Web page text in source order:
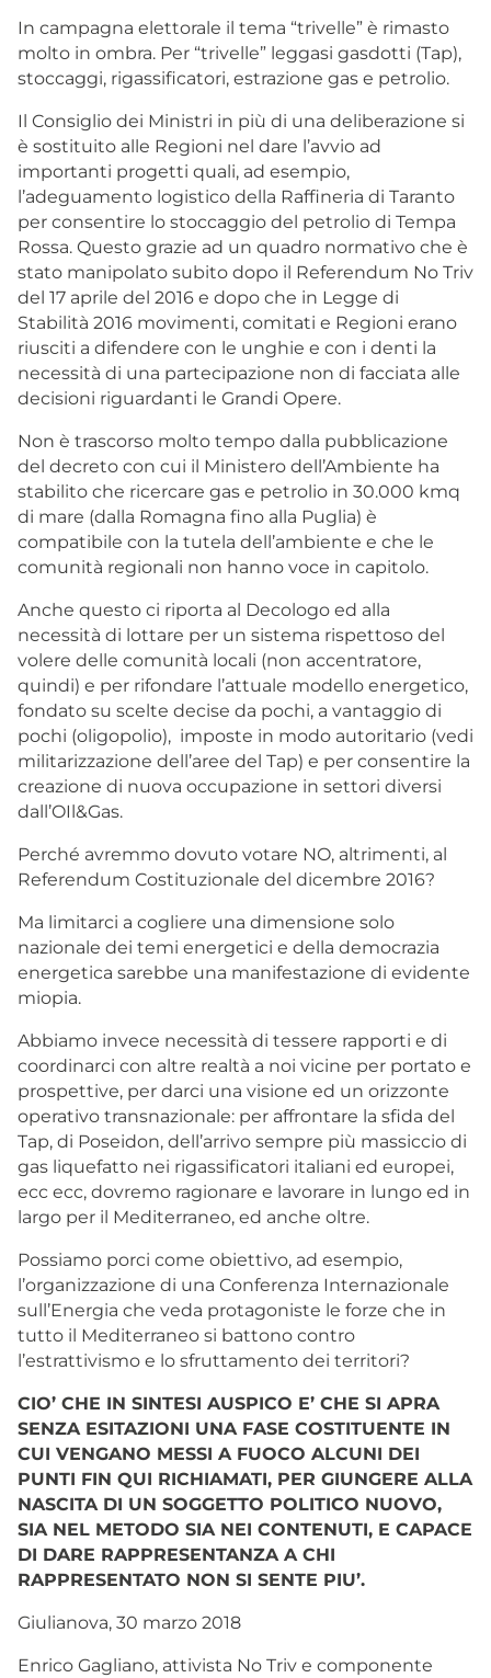
In campagna elettorale il tema “trivelle” è rimasto
molto in ombra. Per “trivelle” leggasi gasdotti (Tap),
stoccaggi, rigassificatori, estrazione gas e petrolio.
Il Consiglio dei Ministri in più di una deliberazione si
è sostituito alle Regioni nel dare l’avvio ad
importanti progetti quali, ad esempio,
l’adeguamento logistico della Raffineria di Taranto
per consentire lo stoccaggio del petrolio di Tempa
Rossa. Questo grazie ad un quadro normativo che è
stato manipolato subito dopo il Referendum No Triv
del 17 aprile del 2016 e dopo che in Legge di
Stabilità 2016 movimenti, comitati e Regioni erano
riusciti a difendere con le unghie e con i denti la
necessità di una partecipazione non di facciata alle
decisioni riguardanti le Grandi Opere.
Non è trascorso molto tempo dalla pubblicazione
del decreto con cui il Ministero dell’Ambiente ha
stabilito che ricercare gas e petrolio in 30.000 kmq
di mare (dalla Romagna fino alla Puglia) è
compatibile con la tutela dell’ambiente e che le
comunità regionali non hanno voce in capitolo.
Anche questo ci riporta al Decologo ed alla
necessità di lottare per un sistema rispettoso del
volere delle comunità locali (non accentratore,
quindi) e per rifondare l’attuale modello energetico,
fondato su scelte decise da pochi, a vantaggio di
pochi (oligopolio), imposte in modo autoritario (vedi
militarizzazione dell’aree del Tap) e per consentire la
creazione di nuova occupazione in settori diversi
dall’OIl&Gas.
Perché avremmo dovuto votare NO, altrimenti, al
Referendum Costituzionale del dicembre 2016?
Ma limitarci a cogliere una dimensione solo
nazionale dei temi energetici e della democrazia
energetica sarebbe una manifestazione di evidente
miopia.
Abbiamo invece necessità di tessere rapporti e di
coordinarci con altre realtà a noi vicine per portato e
prospettive, per darci una visione ed un orizzonte
operativo transnazionale: per affrontare la sfida del
Tap, di Poseidon, dell’arrivo sempre più massiccio di
gas liquefatto nei rigassificatori italiani ed europei,
ecc ecc, dovremo ragionare e lavorare in lungo ed in
largo per il Mediterraneo, ed anche oltre.
Possiamo porci come obiettivo, ad esempio,
l’organizzazione di una Conferenza Internazionale
sull’Energia che veda protagoniste le forze che in
tutto il Mediterraneo si battono contro
l’estrattivismo e lo sfruttamento dei territori?
CIO’ CHE IN SINTESI AUSPICO E’ CHE SI APRA
SENZA ESITAZIONI UNA FASE COSTITUENTE IN
CUI VENGANO MESSI A FUOCO ALCUNI DEI
PUNTI FIN QUI RICHIAMATI, PER GIUNGERE ALLA
NASCITA DI UN SOGGETTO POLITICO NUOVO,
SIA NEL METODO SIA NEI CONTENUTI, E CAPACE
DI DARE RAPPRESENTANZA A CHI
RAPPRESENTATO NON SI SENTE PIU’.
Giulianova, 30 marzo 2018
Enrico Gagliano, attivista No Triv e componente